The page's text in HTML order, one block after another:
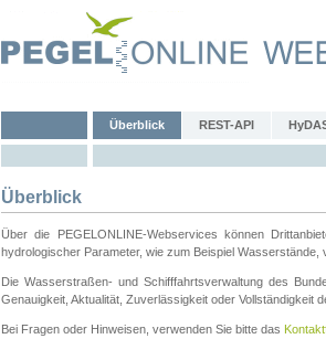
Überblick REST-API
Überblick
Über die PEGELONLINE-Webservices können
hydrologischer Parameter, wie zum Beispiel
Die Wasserstraßen- und Schifffahrtsverwaltung des
Genauigkeit, Aktualität, Zuverlässigkeit oder Vollständigkeit
Bei Fragen oder Hinweisen, verwenden Sie bitte das